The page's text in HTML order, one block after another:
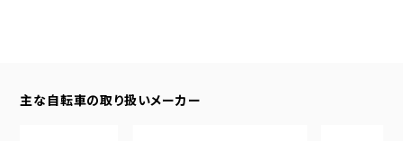
主な自転車の取り扱いメーカー